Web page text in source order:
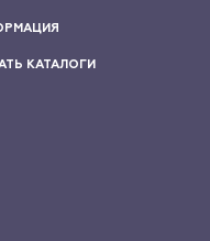
КАТАЛОГИ